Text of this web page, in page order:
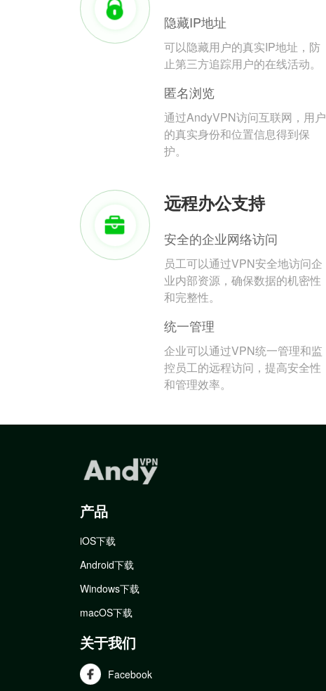
隐藏IP地址
可以隐藏用户的真实IP地址，防
止第三方追踪用户的在线活动。
匿名浏览
通过AndyVPN访问互联网，用户
的真实身份和位置信息得到保
护。
远程办公支持
安全的企业网络访问
员工可以通过VPN安全地访问企
业内部资源，确保数据的机密性
和完整性。
统一管理
企业可以通过VPN统一管理和监
控员工的远程访问，提高安全性
和管理效率。
产品
iOS下载
Android下载
Windows下载
macOS下载
关于我们
Facebook